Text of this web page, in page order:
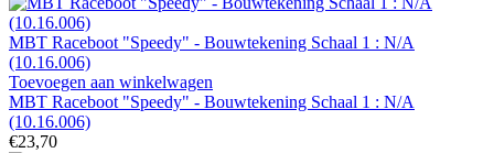
MBT Raceboot "Speedy" - Bouwtekening Schaal 1 : N/A
(10.16.006)
Toevoegen aan winkelwagen
MBT Raceboot "Speedy" - Bouwtekening Schaal 1 : N/A
(10.16.006)
€23,70